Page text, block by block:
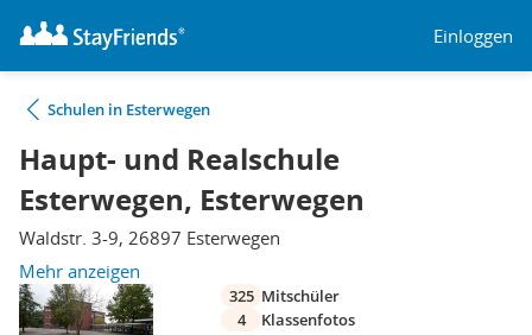
Einloggen
Schulen in Esterwegen
Haupt- und Realschule
Esterwegen, Esterwegen
Waldstr. 3-9, 26897 Esterwegen
Mehr anzeigen
325 Mitschüler
4
Klassenfotos